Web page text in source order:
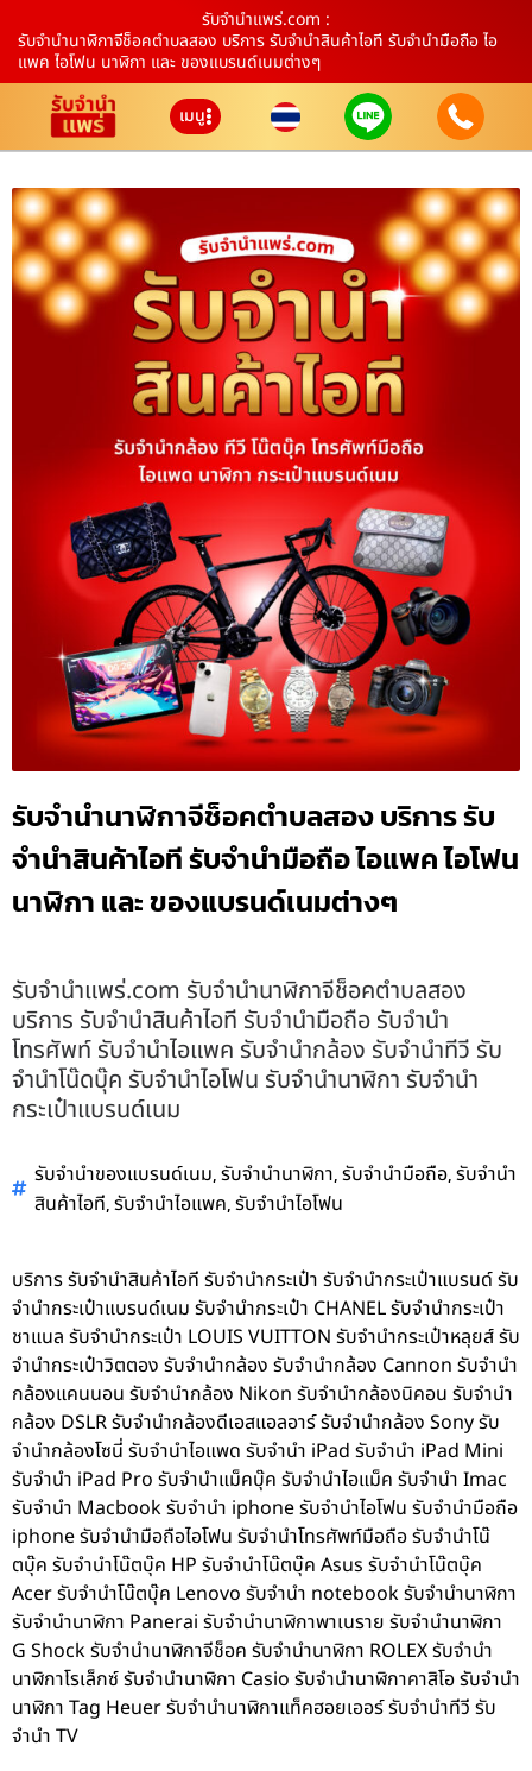
รับจํานําแพร่.com :
รับจำนำนาฬิกาจีช็อคตำบลสอง บริการ รับจำนำสินค้าไอที รับจำนำมือถือ ไอ
แพค ไอโฟน นาฬิกา และ ของแบรนด์เนมต่างๆ
เมนู
รับจำนำนาฬิกาจีช็อคตำบลสอง บริการ รับ
จำนำสินค้าไอที รับจำนำมือถือ ไอแพค ไอโฟน
นาฬิกา และ ของแบรนด์เนมต่างๆ
รับจํานําแพร่.com รับจำนำนาฬิกาจีช็อคตำบลสอง
บริการ รับจำนำสินค้าไอที รับจำนำมือถือ รับจำนำ
โทรศัพท์ รับจำนำไอแพค รับจำนำกล้อง รับจำนำทีวี รับ
จำนำโน๊ดบุ๊ค รับจำนำไอโฟน รับจำนำนาฬิกา รับจำนำ
กระเป๋าแบรนด์เนม
รับจำนำของแบรนด์เนม,รับจำนำนาฬิกา,รับจำนำมือถือ,รับจำนำ
สินค้าไอที,รับจำนำไอแพค,รับจำนำไอโฟน
บริการ รับจำนำสินค้าไอที รับจำนำกระเป๋า รับจำนำกระเป๋าแบรนด์ รับ
จำนำกระเป๋าแบรนด์เนม รับจำนำกระเป๋า CHANEL รับจำนำกระเป๋า
ชาแนล รับจำนำกระเป๋า LOUIS VUITTON รับจำนำกระเป๋าหลุยส์ รับ
จำนำกระเป๋าวิตตอง รับจำนำกล้อง รับจำนำกล้อง Cannon รับจำนำ
กล้องแคนนอน รับจำนำกล้อง Nikon รับจำนำกล้องนิคอน รับจำนำ
กล้อง DSLR รับจำนำกล้องดีเอสแอลอาร์ รับจำนำกล้อง Sony รับ
จำนำกล้องโซนี่ รับจำนำไอแพด รับจำนำ iPad รับจำนำ iPad Mini
รับจำนำ iPad Pro รับจำนำแม็คบุ๊ค รับจำนำไอแม็ค รับจำนำ Imac
รับจำนำ Macbook รับจำนำ iphone รับจำนำไอโฟน รับจำนำมือถือ
iphone รับจำนำมือถือไอโฟน รับจำนำโทรศัพท์มือถือ รับจำนำโน๊
ตบุ๊ค รับจำนำโน๊ตบุ๊ค HP รับจำนำโน๊ตบุ๊ค Asus รับจำนำโน๊ตบุ๊ค
Acer รับจำนำโน๊ตบุ๊ค Lenovo รับจำนำ notebook รับจำนำนาฬิกา
รับจำนำนาฬิกา Panerai รับจำนำนาฬิกาพาเนราย รับจำนำนาฬิกา
G Shock รับจำนำนาฬิกาจีช็อค รับจำนำนาฬิกา ROLEX รับจำนำ
นาฬิกาโรเล็กซ์ รับจำนำนาฬิกา Casio รับจำนำนาฬิกาคาสิโอ รับจำนำ
นาฬิกา Tag Heuer รับจำนำนาฬิกาแท็คฮอยเออร์ รับจำนำทีวี รับ
จำนำ TV